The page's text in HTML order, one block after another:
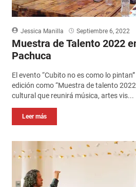
Jessica Manilla Septiembre 6, 2022
Muestra de Talento 2022
Pachuca
El evento “Cubito no es como lo
edición como “Muestra de talento
cultural que reunirá música, artes vis...
Leer más